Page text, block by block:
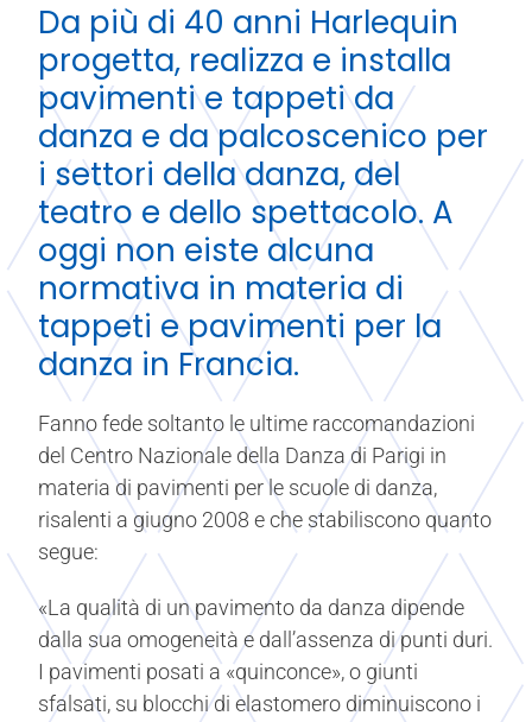
Da più di 40 anni Harlequin
progetta, realizza e installa
pavimenti e tappeti da
danza e da palcoscenico per
i settori della danza, del
teatro e dello spettacolo. A
oggi non eiste alcuna
normativa in materia di
tappeti e pavimenti per la
danza in Francia.
Fanno fede soltanto le ultime raccomandazioni
del Centro Nazionale della Danza di Parigi in
materia di pavimenti per le scuole di danza,
risalenti a giugno 2008 e che stabiliscono quanto
segue:
«La qualità di un pavimento da danza dipende
dalla sua omogeneità e dall’assenza di punti duri.
I pavimenti posati a «quinconce», o giunti
sfalsati, su blocchi di elastomero diminuiscono i